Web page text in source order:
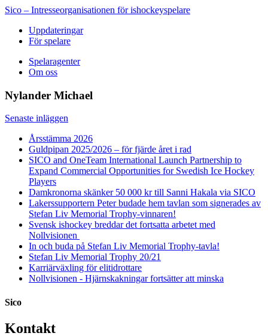
Sico – Intresseorganisationen för ishockeyspelare
Uppdateringar
För spelare
Spelaragenter
Om oss
Nylander Michael
Senaste inläggen
Årsstämma 2026
Guldpipan 2025/2026 – för fjärde året i rad
SICO and OneTeam International Launch Partnership to
Expand Commercial Opportunities for Swedish Ice Hockey
Players
Damkronorna skänker 50 000 kr till Sanni Hakala via SICO
Lakerssupportern Peter budade hem tavlan som signerades av
Stefan Liv Memorial Trophy-vinnaren!
Svensk ishockey breddar det fortsatta arbetet med
Nollvisionen
In och buda på Stefan Liv Memorial Trophy-tavla!
Stefan Liv Memorial Trophy 20/21
Karriärväxling för elitidrottare
Nollvisionen - Hjärnskakningar fortsätter att minska
Sico
Kontakt